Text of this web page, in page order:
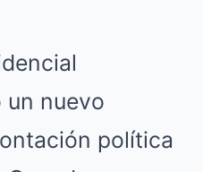
un nuevo
política